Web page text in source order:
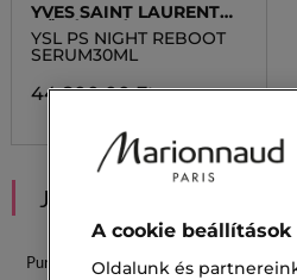
YVES SAINT LAURENT
BŐRÁPOLÁS
YSL PS NIGHT REBOOT
SERUM30ML
44 800,00 Ft
JAVASOLT NEKED
Pure Golden Pure Parfum
A cookie beállítások
Oldalunk és